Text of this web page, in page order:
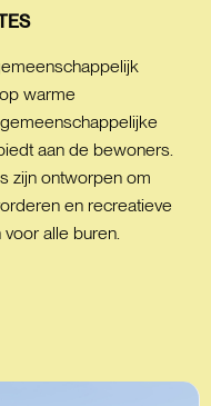
warme
aan de bewoners.
zijn ontworpen om
en recreatieve
alle buren.